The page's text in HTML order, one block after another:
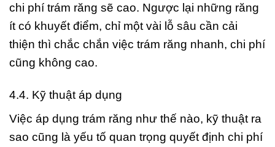
chi phí trám răng sẽ cao. Ngược lại những răng
ít có khuyết điểm, chỉ một vài lỗ sâu cần cải
thiện thì chắc chắn việc trám răng nhanh, chi phí
cũng không cao.
4.4. Kỹ thuật áp dụng
Việc áp dụng trám răng như thế nào, kỹ thuật ra
sao cũng là yếu tố quan trọng quyết định chi phí